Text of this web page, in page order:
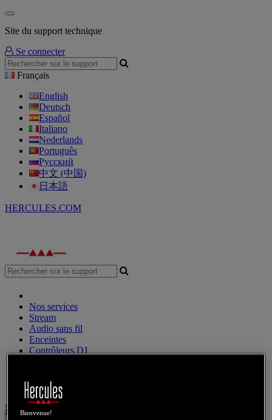
Site du support technique
Se connecter
Français
English
Deutsch
Español
Italiano
Nederlands
Português
Русский
中文 (中国)
日本語
HERCULES.COM
Nos services
Stream
Audio sans fil
Enceintes
Contrôleurs DJ
Ancienne collection
Webcams
DJAY
Bienvenue!